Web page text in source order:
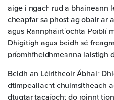
aige i ngach rud a bhaineann
cheapfar sa phost ag obair ar
agus Rannpháirtíochta Poiblí
Dhigitigh agus beidh sé
príomhfheidhmeanna laistigh
Beidh an Léiritheoir Ábhair
dtimpeallacht chuimsitheach
dtugtar tacaíocht do roinnt